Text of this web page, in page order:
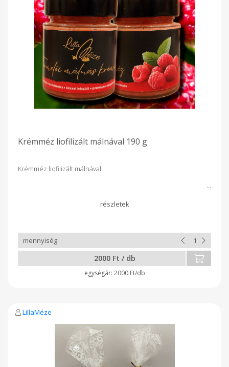
Krémméz liofilizált málnával 190 g
Krémméz liofilizált málnával.
2000 Ft / db
2000 Ft/db
LillaMéze